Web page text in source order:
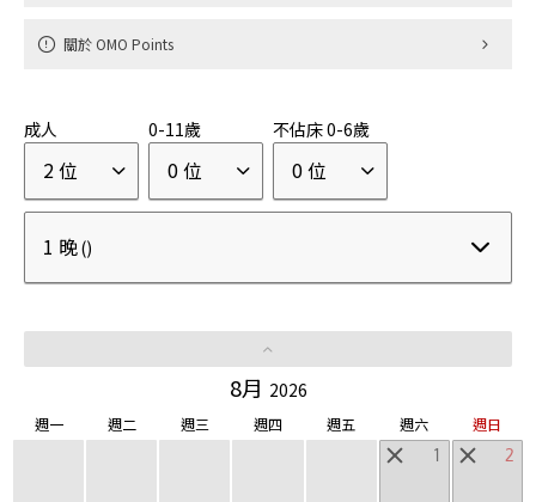
關於 OMO Points
成人
2 位
0-11歲
0 位
不佔床 0-6歲
0 位
1 晚()
8月 2026
週一 週二 週三 週四 週五 週六
週日
1
2
RISONARE
OMO | 都市觀光飯店
BEB | 随心的旅行